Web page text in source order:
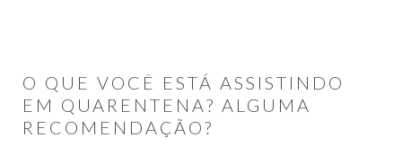
O QUE VOCÊ ESTÁ ASSISTINDO
EM QUARENTENA? ALGUMA
RECOMENDAÇÃO?